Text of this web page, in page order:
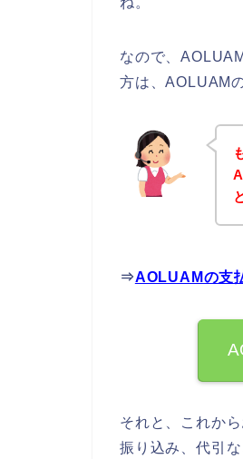
なので、
方は、AOLUAM
⇒AOLUAMの支
それと、これか
振り込み、代引